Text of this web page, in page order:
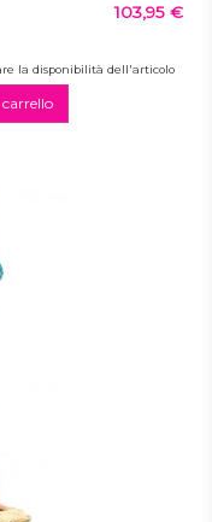
103,95 €
la disponibilità dell'articolo